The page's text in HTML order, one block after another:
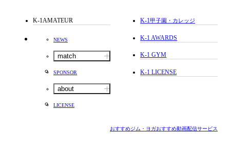
K-1AMATEUR
NEWS
match
SPONSOR
about
LICENSE
K-1甲子園・カレッジ
K-1 AWARDS
K-1 GYM
K-1 LICENSE
おすすめジム・ヨガおすすめ動画配信サービス